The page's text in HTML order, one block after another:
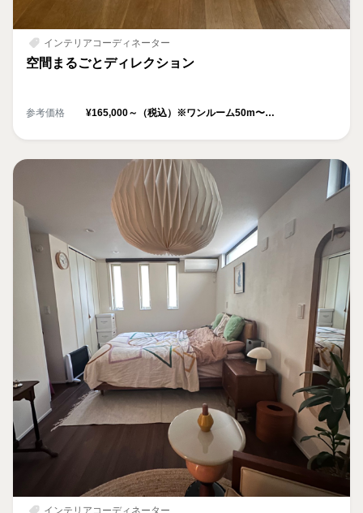
インテリアコーディネーター
空間まるごとディレクション
参考価格
¥165,000～（税込）※ワンルーム50m〜
※料金は空間の広さ・内容により変動